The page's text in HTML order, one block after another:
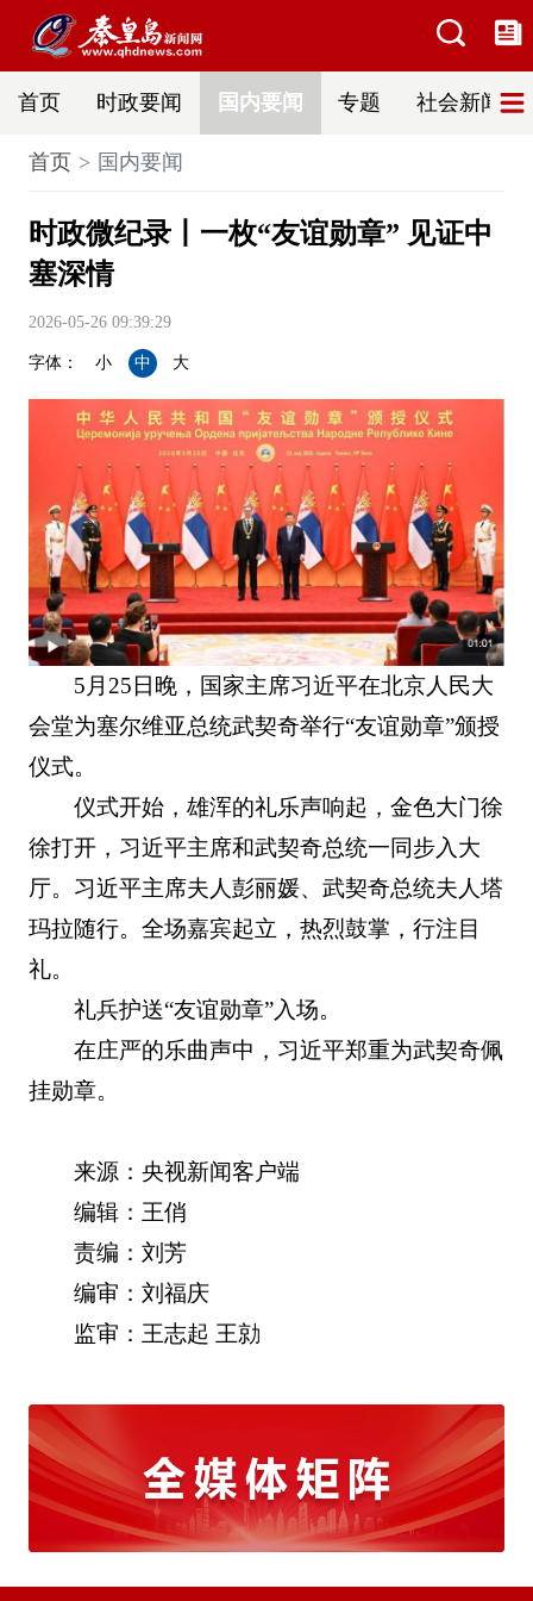
首页 时政要闻 国内要闻 专题 社会新闻
首页 国内要闻
时政微纪录丨一枚“友谊勋章” 见证中
塞深情
2026-05-26 09:39:29
字体： 小 中 大
5月25日晚，国家主席习近平在北京人民大
会堂为塞尔维亚总统武契奇举行“友谊勋章”颁授
仪式。
仪式开始，雄浑的礼乐声响起，金色大门徐
徐打开，习近平主席和武契奇总统一同步入大
厅。习近平主席夫人彭丽媛、武契奇总统夫人塔
玛拉随行。全场嘉宾起立，热烈鼓掌，行注目
礼。
礼兵护送“友谊勋章”入场。
在庄严的乐曲声中，习近平郑重为武契奇佩
挂勋章。
来源：央视新闻客户端
编辑：王俏
责编：刘芳
编审：刘福庆
监审：王志起 王勍